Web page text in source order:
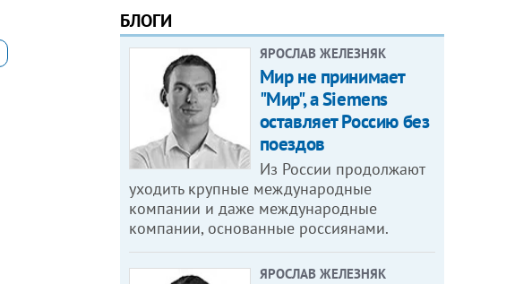
БЛОГИ
ЯРОСЛАВ ЖЕЛЕЗНЯК
Мир не принимает
"Мир", а Siemens
оставляет Россию без
поездов
Из России продолжают
уходить крупные международные
компании и даже международные
компании, основанные россиянами.
ЯРОСЛАВ ЖЕЛЕЗНЯК